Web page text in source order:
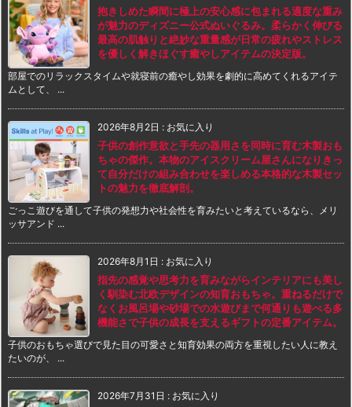
抱きしめた瞬間に極上の安心感に包まれる適度な重み
が魅力のディズニー公式ぬいぐるみ。柔らかく伸びる
最高の肌触りと絶妙な重量感が日常の疲れやストレス
を優しく解きほぐす癒やしアイテムの決定版。
部屋でのリラックスタイムや就寝前の癒やし効果を劇的に高めてくれるアイテ
ムとして、 ...
2026年8月2日 : お気に入り
子供の創作意欲と手先の器用さを同時に育む木製おも
ちゃの傑作。本物のアイスクリーム屋さんになりきっ
て自分だけの組み合わせを楽しめる本格的な木製セッ
トの魅力を徹底解剖。
ごっこ遊びを通して子供の発想力や社会性を育みたいと考えているなら、メリ
ッサアンド ...
2026年8月1日 : お気に入り
指先の感覚や思考力を育みながらインテリアにも美し
く馴染む北欧デザインの知育おもちゃ。重ねるだけで
なくお風呂場や砂場での水遊びまで何通りも遊べる多
機能さで子供の成長を支えるギフトの定番アイテム。
子供のおもちゃ選びで見た目の可愛さと知育効果の両方を重視したい人に教え
たいのが、 ...
2026年7月31日 : お気に入り